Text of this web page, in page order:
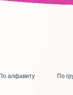
По алфавиту
По